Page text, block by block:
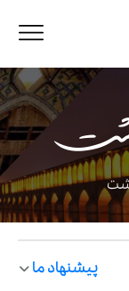
رشت
پیشنهاد ما